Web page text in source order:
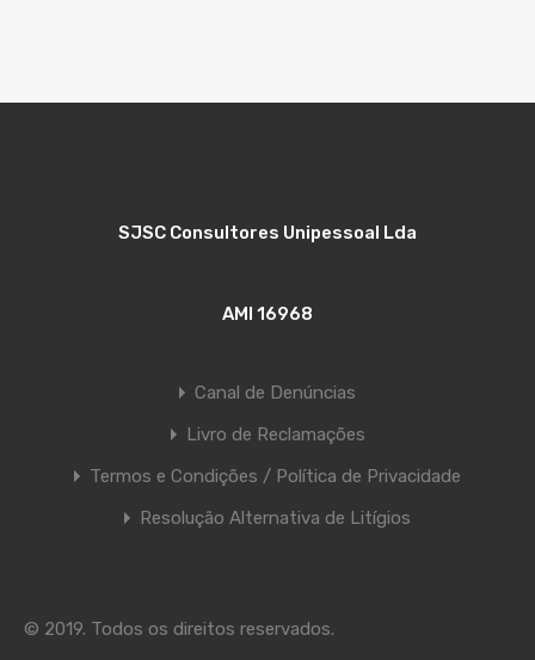
SJSC Consultores Unipessoal Lda
AMI 16968
Canal de Denúncias
Livro de Reclamações
Termos e Condições / Política de Privacidade
Resolução Alternativa de Litígios
© 2019. Todos os direitos reservados.